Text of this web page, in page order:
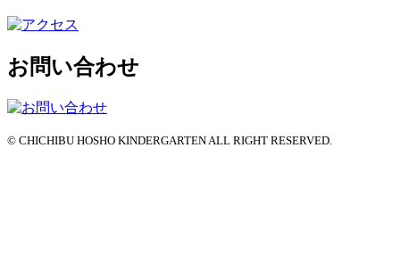
お問い合わせ
© CHICHIBU HOSHO KINDERGARTEN ALL RIGHT RESERVED.